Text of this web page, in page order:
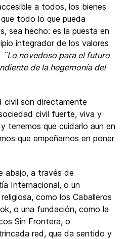
a todos, los bienes
todo lo que pueda
sea hecho: es la puesta en
integrador de los valores
¨Lo novedoso para el futuro
de la hegemonía del
civil son directamente
civil fuerte, viva y
tenemos que cuidarlo aun en
que empeñarnos en poner
abajo, a través de
Internacional, o un
como los Caballeros
o una fundación, como la
Sin Frontera, o
red, que da sentido y